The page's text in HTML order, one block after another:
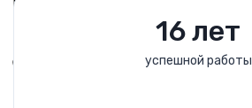
16 лет
успешной работы